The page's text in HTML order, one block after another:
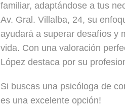
familiar, adaptándose a tus
Av. Gral. Villalba, 24, su
ayudará a superar desafíos y
vida. Con una valoración
López destaca por su
Si buscas una psicóloga de
es una excelente opción!